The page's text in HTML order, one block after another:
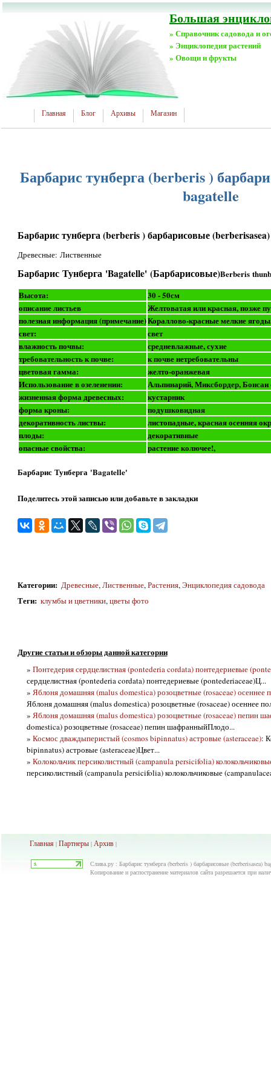
Большая
» Справочник садовода и
» Энциклопедия растений
» Овощи и фрукты
Главная Блог Архивы Магазин
Барбарис тунберга (berberis )
bagatelle
Барбарис тунберга (berberis ) барбарисовые
Древесные: Лиственные
Барбарис Тунберга 'Bagatelle' (Барбарисовые)Berberis
Высота:
30 - 50см
описание листьев
Желтоватая или красная, позже
полезная информация (примечание)Кораллово-красные мелкие
свет:
свет
влажность почвы:
средневлажные, сухие
требовательность к почве:
к почве нетребовательны
цветовая гамма:
желто-оранжевая
Использование в озеленении:
Альпинарий, Миксбордер, Бонсаи
жизненная форма древесных:
кустарник
форма кроны:
подушковидная
декоративность листвы:
листопадные, красная осенняя
плоды:
декоративные
опасные свойства:
растение колючее!,
Барбарис Тунберга 'Bagatelle'
Поделитесь этой записью или добавьте в закладки
Категории: Древесные,Лиственные,Растения,Энциклопедия садовода
Теги: клумбы и цветники,цветы фото
Другие статьи и обзоры данной категории
» Понтедерия сердцелистная (pontederia cordata) понтедериевые
сердцелистная (pontederia cordata) понтедериевые (pontederiaceae)Ц...
» Яблоня домашняя (malus domestica) розоцветные (rosaceae) осеннее
Яблоня домашняя (malus domestica) розоцветные (rosaceae) осеннее
» Яблоня домашняя (malus domestica) розоцветные (rosaceae) пепин
domestica) розоцветные (rosaceae) пепин шафранныйПлодо...
» Космос дваждыперистый (cosmos bipinnatus) астровые (asteraceae):
bipinnatus) астровые (asteraceae)Цвет...
» Колокольчик персиколистный (campanula persicifolia)
персиколистный (campanula persicifolia) колокольчиковые
Главная| Партнеры| Архив|
Слива.ру : Барбарис тунберга (berberis ) барбарисовые (berberisasea)
Копирование и распостранение материалов сайта разрешается при